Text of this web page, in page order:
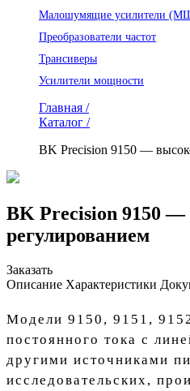
Малошумящие усилители
Преобразователи частот
Трансиверы
Усилители мощности
Главная /
Каталог /
BK Precision 9150 —
BK Precision 9150
регулированием
Заказать
Описание Характеристики
Модели 9150, 9151,
постоянного тока с
другими источниками
исследовательских,